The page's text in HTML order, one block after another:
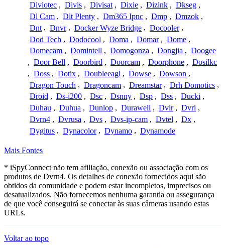
Diviotec , Divis , Divisat , Dixie , Dizink , Dkseg ,
Dl Cam , Dlt Plenty , Dm365 Ipnc , Dmp , Dmzok ,
Dnt , Dnvr , Docker Wyze Bridge , Docooler ,
Dod Tech , Dodocool , Doma , Domar , Dome ,
Domecam , Domintell , Domogonza , Dongjia , Doogee
, Door Bell , Doorbird , Doorcam , Doorphone , Dosilkc
, Doss , Dotix , Doubleeagl , Dowse , Dowson ,
Dragon Touch , Dragoncam , Dreamstar , Drh Domotics ,
Droid , Ds-i200 , Dsc , Dsnny , Dsp , Dss , Ducki ,
Duhau , Duhua , Dunlop , Durawell , Dvir , Dvri ,
Dvrn4 , Dvrusa , Dvs , Dvs-ip-cam , Dvtel , Dx ,
Dygitus , Dynacolor , Dynamo , Dynamode
Mais Fontes
* iSpyConnect não tem afiliação, conexão ou associação com os
produtos de Dvrn4. Os detalhes de conexão fornecidos aqui são
obtidos da comunidade e podem estar incompletos, imprecisos ou
desatualizados. Não fornecemos nenhuma garantia ou assegurança
de que você conseguirá se conectar às suas câmeras usando estas
URLs.
Voltar ao topo